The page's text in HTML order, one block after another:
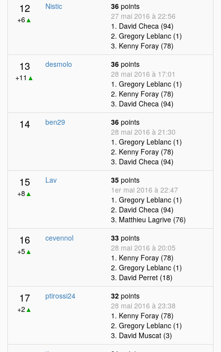
12
+6▲
Nistic 36 points
27 mai 2016 à 22:56
1. David Checa (94)
2. Gregory Leblanc (1)
3. Kenny Foray (78)
13
+11 ▲
desmolo 36 points
28 mai 2016 à 17:01
1. Gregory Leblanc (1)
2. Kenny Foray (78)
3. David Checa (94)
14 ben29 36 points
28 mai 2016 à 21:30
1. Gregory Leblanc (1)
2. Kenny Foray (78)
3. David Checa (94)
15
+8 ▲
Lav 35 points
1er mai 2016 à 22:47
1. Gregory Leblanc (1)
2. David Checa (94)
3. Matthieu Lagrive (76)
16
+5▲
cevennol 33 points
28 mai 2016 à 20:05
1. Kenny Foray (78)
2. Gregory Leblanc (1)
3. David Perret (18)
17
+2 ▲
ptirossi24 32 points
28 mai 2016 à 23:38
1. Kenny Foray (78)
2. Gregory Leblanc (1)
3. David Muscat (3)